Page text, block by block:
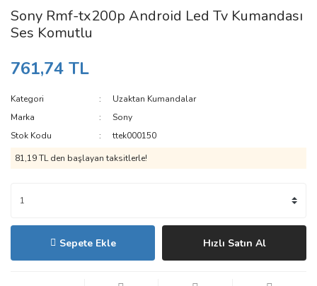
Sony Rmf-tx200p Android Led Tv Kumandası
Ses Komutlu
761,74 TL
Kategori
Uzaktan Kumandalar
Marka
Sony
Stok Kodu
ttek000150
81,19 TL den başlayan taksitlerle!
Sepete Ekle Hızlı Satın Al